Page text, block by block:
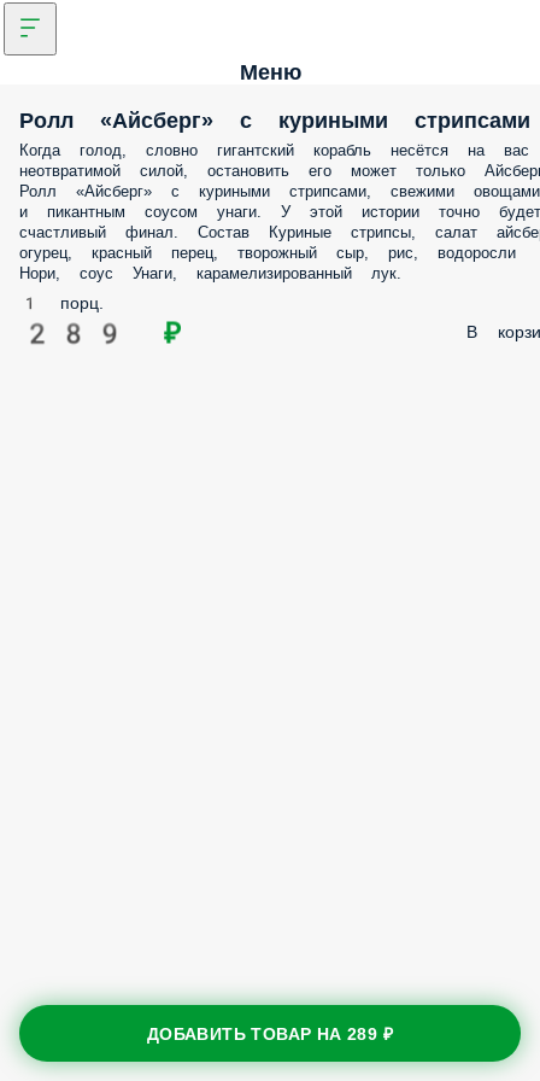
Меню
Ролл «Айсберг» с куриными стрипсами
Когда голод, словно гигантский корабль несётся на
неотвратимой силой, остановить его может только
Ролл «Айсберг» с куриными стрипсами, свежими овощами
и пикантным соусом унаги. У этой истории точно будет
счастливый финал. Состав Куриные стрипсы, салат
огурец, красный перец, творожный сыр, рис, водоросли
Нори, соус Унаги, карамелизированный лук.
1 порц.
289 ₽ В
ДОБАВИТЬ ТОВАР НА289 ₽